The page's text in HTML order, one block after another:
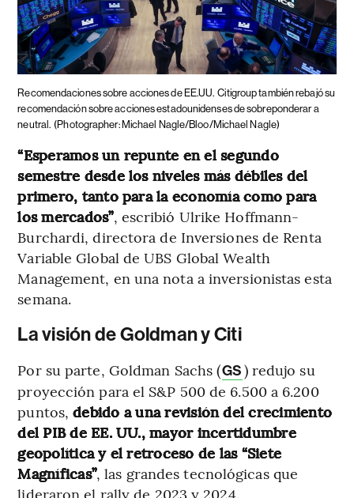
Recomendaciones sobre acciones de EE.UU. Citigroup también rebajó su
recomendación sobre acciones estadounidenses de sobreponderar a
neutral. (Photographer: Michael Nagle/Bloo/Michael Nagle)
“Esperamos un repunte en el segundo
semestre desde los niveles más débiles del
primero, tanto para la economía como para
los mercados”, escribió Ulrike Hoffmann-
Burchardi, directora de Inversiones de Renta
Variable Global de UBS Global Wealth
Management, en una nota a inversionistas esta
semana.
La visión de Goldman y Citi
Por su parte, Goldman Sachs (GS) redujo su
proyección para el S&P 500 de 6.500 a 6.200
puntos,debido a una revisión del crecimiento
del PIB de EE. UU., mayor incertidumbre
geopolítica y el retroceso de las “Siete
Magníficas”, las grandes tecnológicas que
lideraron el rally de 2023 y 2024.